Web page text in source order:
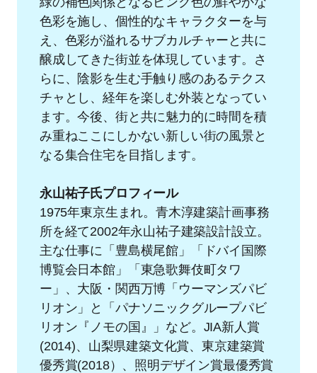
色彩を施し、個性的なキャラクターを与
え、色彩が溢れるサブカルチャーと共に
醸成してきた街並を体現しています。さ
らに、陰影を生む手触り感のあるテクス
チャとし、経年を楽しむ外装となってい
ます。今後、街と共に魅力的に時間を積
み重ねここにしかない新しい街の風景と
なる集合住宅を目指します。
永山祐子氏プロフィール
1975年東京生まれ。青木淳建築計画事務
所を経て2002年永山祐子建築設計設立。
主な仕事に「豊島横尾館」「ドバイ国際
博覧会日本館」「東急歌舞伎町タワ
ー」、大阪・関西万博「ウーマンズパビ
リオン」と「パナソニックグループパビ
リオン『ノモの国』」など。JIA新人賞
(2014)、山梨県建築文化賞、東京建築賞
優秀賞(2018）、照明デザイン賞最優秀賞